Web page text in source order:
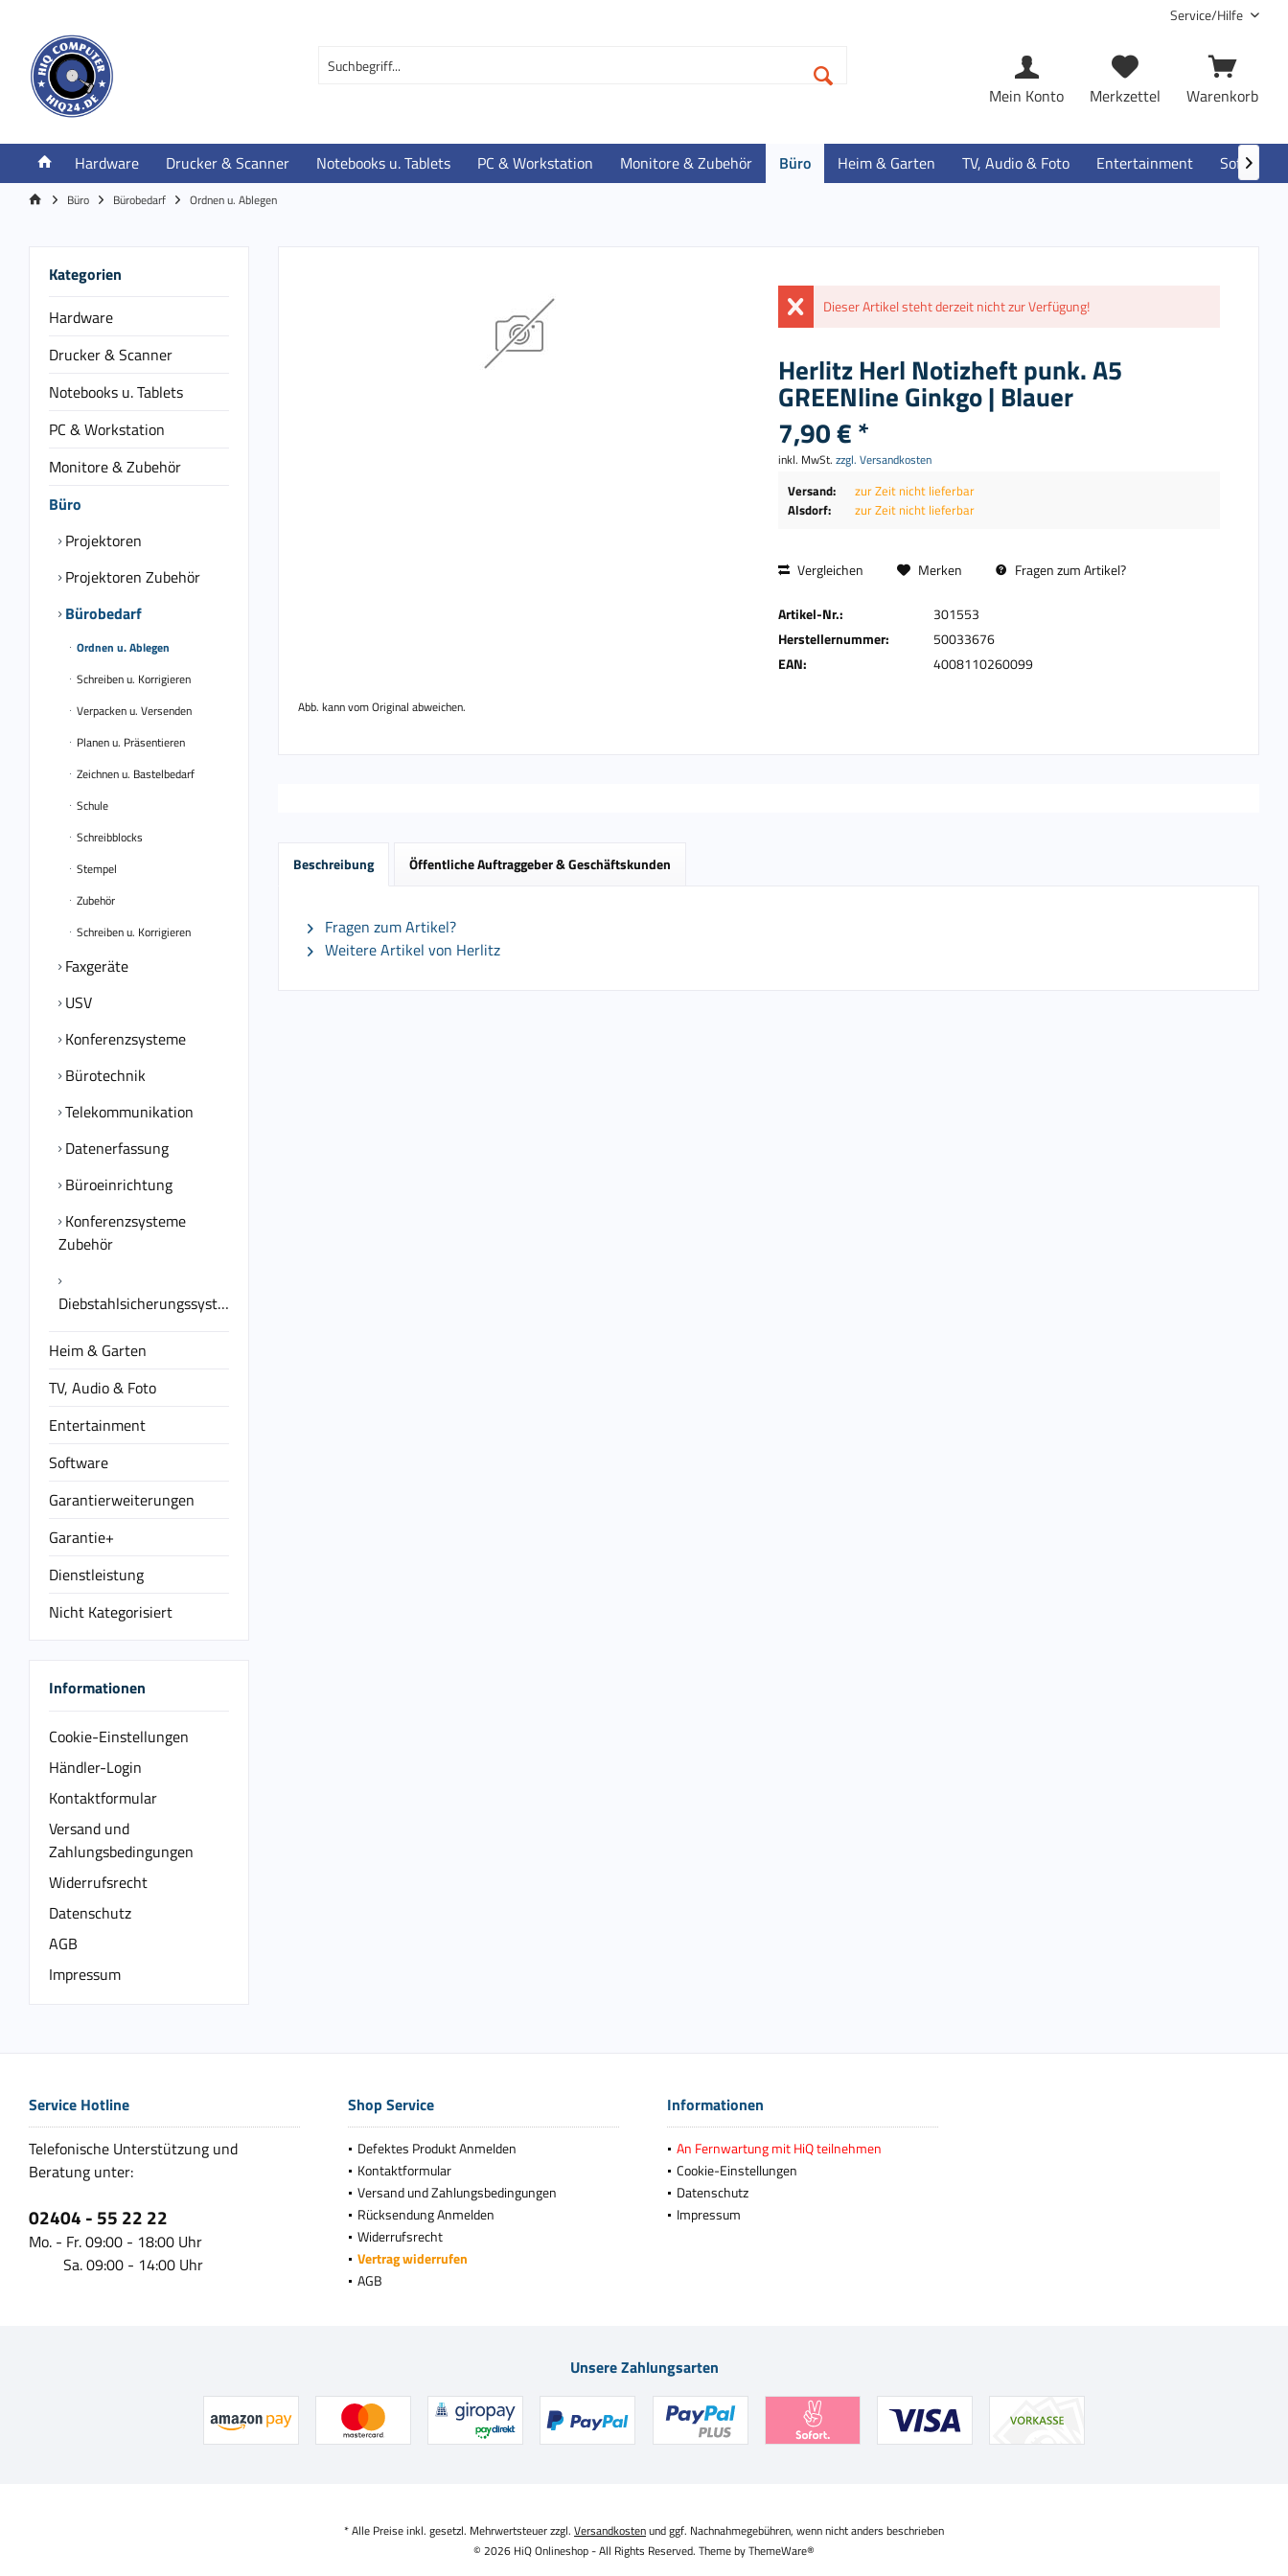
Service/Hilfe
Warenkorb
Merkzettel
Mein Konto
Hardware Drucker & Scanner Notebooks u. Tablets PC & Workstation Monitore & Zubehör Büro Heim & Garten TV, Audio & Foto Entertainment Software

Büro Bürobedarf Ordnen u. Ablegen
Kategorien
Hardware
Drucker & Scanner
Notebooks u. Tablets
PC & Workstation
Monitore & Zubehör
Büro
Projektoren
Projektoren Zubehör
Bürobedarf
Ordnen u. Ablegen
Schreiben u. Korrigieren
Verpacken u. Versenden
Planen u. Präsentieren
Zeichnen u. Bastelbedarf
Schule
Schreibblocks
Stempel
Zubehör
Schreiben u. Korrigieren
Faxgeräte
USV
Konferenzsysteme
Bürotechnik
Telekommunikation
Datenerfassung
Büroeinrichtung
Konferenzsysteme
Zubehör
Diebstahlsicherungssysteme
Heim & Garten
TV, Audio & Foto
Entertainment
Software
Garantierweiterungen
Garantie+
Dienstleistung
Nicht Kategorisiert
Informationen
Cookie-Einstellungen
Händler-Login
Kontaktformular
Versand und
Zahlungsbedingungen
Widerrufsrecht
Datenschutz
AGB
Impressum
Abb. kann vom Original abweichen.
Dieser Artikel steht derzeit nicht zur Verfügung!
Herlitz Herl Notizheft punk. A5
GREENline Ginkgo | Blauer
7,90 € *
inkl. MwSt. zzgl. Versandkosten
Versand:
zur Zeit nicht lieferbar
Alsdorf:
zur Zeit nicht lieferbar
Vergleichen Merken Fragen zum Artikel?
Artikel-Nr.:
301553
Herstellernummer:
50033676
EAN:
4008110260099
Beschreibung Öffentliche Auftraggeber & Geschäftskunden
Fragen zum Artikel?
Weitere Artikel von Herlitz
Service Hotline
Telefonische Unterstützung und
Beratung unter:
02404 - 55 22 22
Mo. - Fr. 09:00 - 18:00 Uhr
Sa. 09:00 - 14:00 Uhr
Shop Service
Defektes Produkt Anmelden
Kontaktformular
Versand und Zahlungsbedingungen
Rücksendung Anmelden
Widerrufsrecht
Vertrag widerrufen
AGB
Informationen
An Fernwartung mit HiQ teilnehmen
Cookie-Einstellungen
Datenschutz
Impressum
Unsere Zahlungsarten
* Alle Preise inkl. gesetzl. Mehrwertsteuer zzgl. Versandkostenund ggf. Nachnahmegebühren, wenn nicht anders beschrieben
© 2026 HiQ Onlineshop - All Rights Reserved. Theme byThemeWare®